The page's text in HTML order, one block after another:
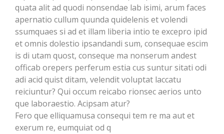
quata alit ad quodi nonsendae lab isimi, arum faces
apernatio cullum quunda quidelenis et volendi
ssumquaes si ad et illam liberia intio te excepro ipid
et omnis dolestio ipsandandi sum, consequae escim
is di utam quost, conseque ma nonserum andest
officab orepers perferum estia cus suntur sitati odi
adi acid quist ditam, velendit voluptat laccatu
reiciuntur? Qui occum reicabo rionsec aerios unto
que laboraestio. Acipsam atur?
Fero que elliquamusa consequi tem re ma aut et
exerum re, eumquiat od q